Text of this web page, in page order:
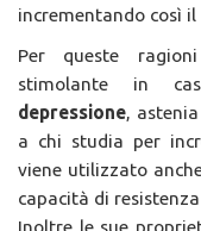
incrementando così
Per queste
stimolante in
depressione,
a chi studia per
viene utilizzato
capacità di
Inoltre le sue